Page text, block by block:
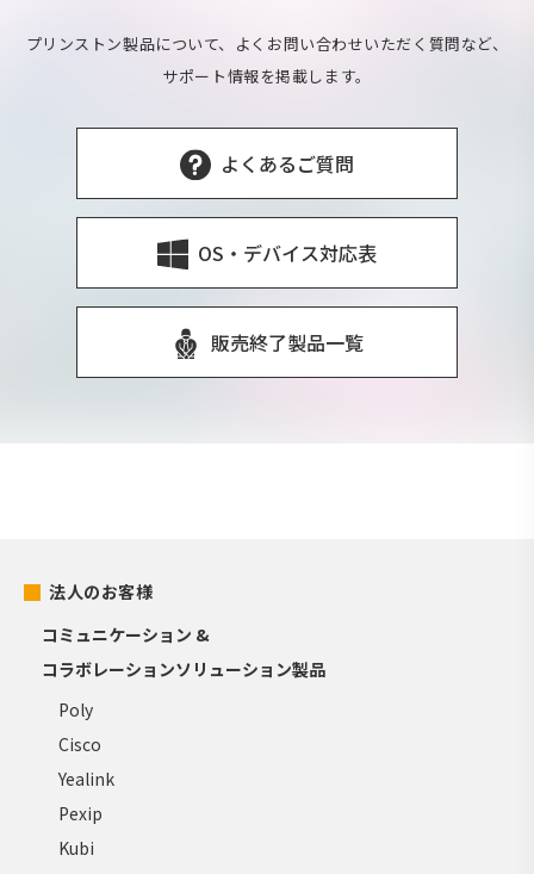
プリンストン製品について、よくお問い合わせいただく質問など、
サポート情報を掲載します。
よくあるご質問
OS・デバイス対応表
販売終了製品一覧
法人のお客様
コミュニケーション &
コラボレーションソリューション製品
Poly
Cisco
Yealink
Pexip
Kubi